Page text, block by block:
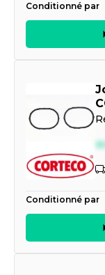
Conditionné par
Conditionné par